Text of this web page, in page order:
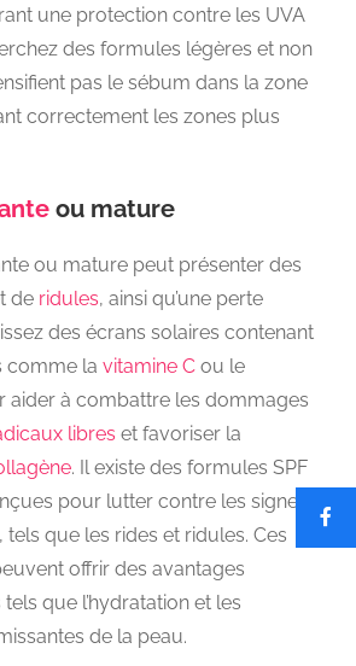
une protection contre les UVA
des formules légères et non
pas le sébum dans la zone
correctement les zones plus
ou mature
ou mature peut présenter des
de ridules, ainsi qu’une perte
des écrans solaires contenant
comme la vitamine C ou le
aider à combattre les dommages
libres et favoriser la
. Il existe des formules SPF
pour lutter contre les signes
que les rides et ridules. Ces
offrir des avantages
que l’hydratation et les
de la peau.